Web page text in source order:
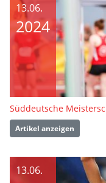
13.06.
2024
Süddeutsche
Artikel anzeigen
13.06.